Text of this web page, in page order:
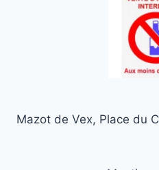
Mazot de Vex, Place du